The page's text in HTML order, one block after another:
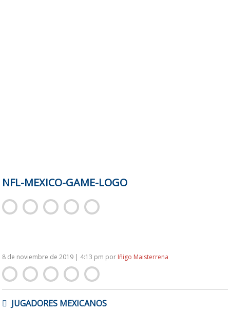
NFL-MEXICO-GAME-LOGO
8 de noviembre de 2019 | 4:13 pm por Iñigo Maisterrena
DEJUGADORES MEXICANOS